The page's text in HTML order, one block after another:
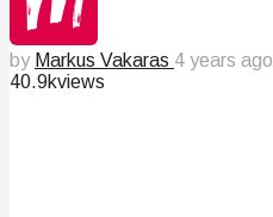
by Markus Vakaras 4 years ago
40.9kviews